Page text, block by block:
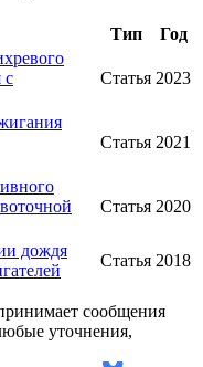
Тип
Год
с
Статья 2023
Статья 2021
Статья 2020
дождя
Статья 2018
сообщения
уточнения,